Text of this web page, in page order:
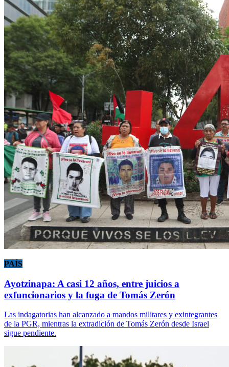
PAÍS
Ayotzinapa: A casi 12 años, entre juicios a
exfuncionarios y la fuga de Tomás Zerón
Las indagatorias han alcanzado a mandos militares y exintegrantes
de la PGR, mientras la extradición de Tomás Zerón desde Israel
sigue pendiente.